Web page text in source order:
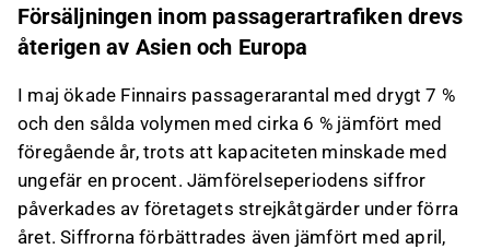
Försäljningen inom passagerartrafiken drevs
återigen av Asien och Europa
I maj ökade Finnairs passagerarantal med drygt 7 %
och den sålda volymen med cirka 6 % jämfört med
föregående år, trots att kapaciteten minskade med
ungefär en procent. Jämförelseperiodens siffror
påverkades av företagets strejkåtgärder under förra
året. Siffrorna förbättrades även jämfört med april,